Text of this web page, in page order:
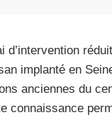
d’intervention
implanté en
anciennes du
connaissance